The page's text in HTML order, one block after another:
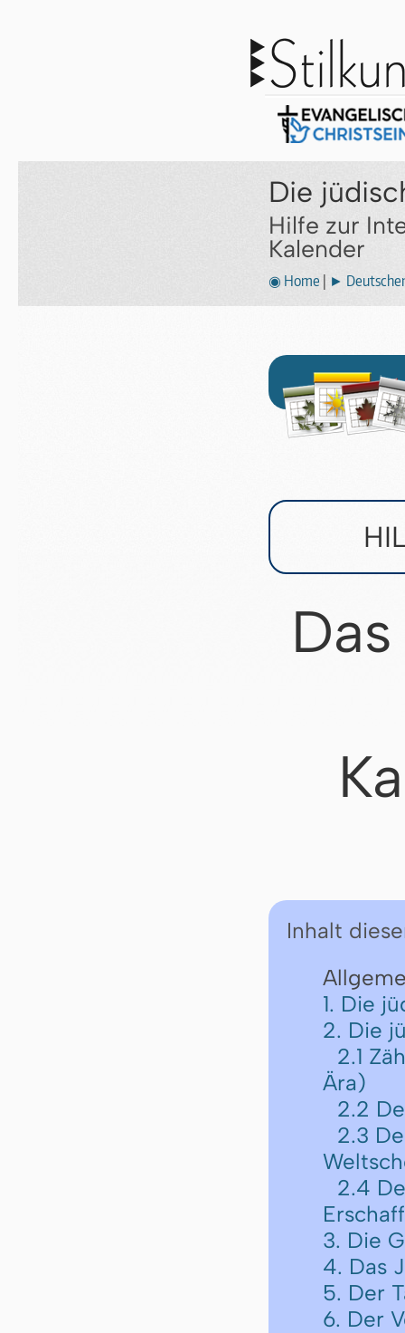
Die
Hilfe zur
Kalender
◉ Home ►
Inhalt
1. Die
2. Die
2.1
Ära)
2.2
2.3
2.4
3. Die
4. Das
5. Der
6. Der